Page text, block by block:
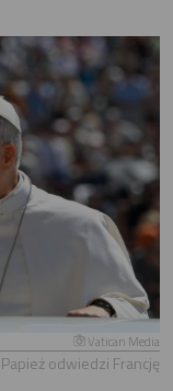
Vatican Media
odwiedzi Francję